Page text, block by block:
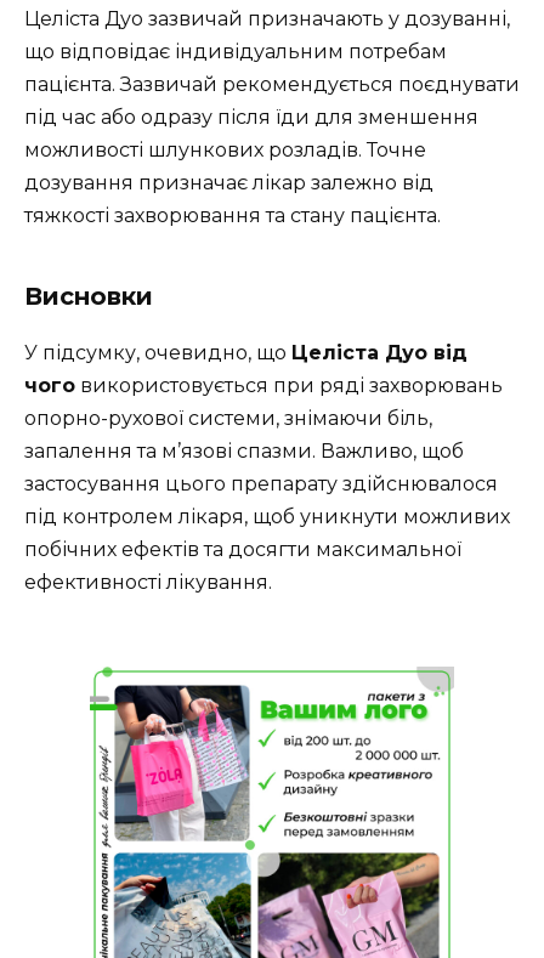
Целіста Дуо зазвичай призначають у дозуванні,
що відповідає індивідуальним потребам
пацієнта. Зазвичай рекомендується поєднувати
під час або одразу після їди для зменшення
можливості шлункових розладів. Точне
дозування призначає лікар залежно від
тяжкості захворювання та стану пацієнта.
Висновки
У підсумку, очевидно, що Целіста Дуо від
чого використовується при ряді захворювань
опорно-рухової системи, знімаючи біль,
запалення та м’язові спазми. Важливо, щоб
застосування цього препарату здійснювалося
під контролем лікаря, щоб уникнути можливих
побічних ефектів та досягти максимальної
ефективності лікування.